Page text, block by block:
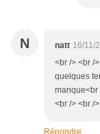
N natt 16/11/
<br /> <br /
quelques
manque<br
<br /> <br /
Répondre